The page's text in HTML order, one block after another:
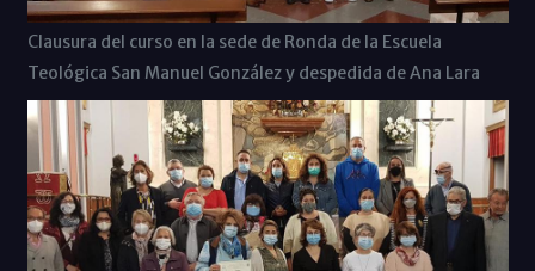
Clausura del curso en la sede de Ronda de la Escuela
Teológica San Manuel González y despedida de Ana Lara